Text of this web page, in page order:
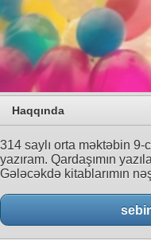
Haqqında
314 saylı orta məktəbin
yazıram. Qardaşımın
Gələcəkdə kitablarımın